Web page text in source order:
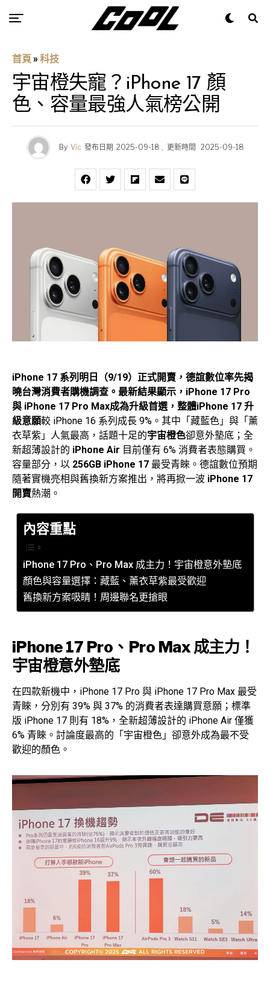
首頁 » 科技
宇宙橙失寵？iPhone 17 顏
色、容量最強人氣榜公開
By Vic 發布日期 2025-09-18 , 更新時間 2025-09-18
iPhone 17 系列明日（9/19）正式開賣，德誼數位率先揭
曉台灣消費者購機調查。 最新結果顯示，iPhone 17 Pro
與 iPhone 17 Pro Max成為升級首選，整體iPhone 17 升
級意願較 iPhone 16 系列成長 9%。其中「藏藍色」與「薰
衣草紫」人氣最高，話題十足的宇宙橙色卻意外墊底；全
新超薄設計的 iPhone Air 目前僅有 6% 消費者表態購買。
容量部分，以 256GB iPhone 17 最受青睞。德誼數位預期
隨著實機亮相與舊換新方案推出，將再掀一波 iPhone 17
開賣熱潮。
內容重點
iPhone 17 Pro、Pro Max 成主力！宇宙橙意外墊底
顏色與容量選擇：藏藍、薰衣草紫最受歡迎
舊換新方案吸睛！周邊聯名更搶眼
iPhone 17 Pro、Pro Max 成主力！
宇宙橙意外墊底
在四款新機中，iPhone 17 Pro 與 iPhone 17 Pro Max 最受
青睞，分別有 39% 與 37% 的消費者表達購買意願；標準
版 iPhone 17 則有 18%，全新超薄設計的 iPhone Air 僅獲
6% 青睞。討論度最高的「宇宙橙色」卻意外成為最不受
歡迎的顏色。